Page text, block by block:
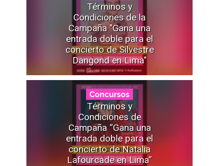
Términos y
Condiciones de la
Campaña "Gana una
entrada doble para el
concierto de Silvestre
Dangond en Lima"
Concursos
Términos y
Condiciones de
Campaña “Gana una
entrada doble para el
concierto de Natalia
Lafourcade en Lima”